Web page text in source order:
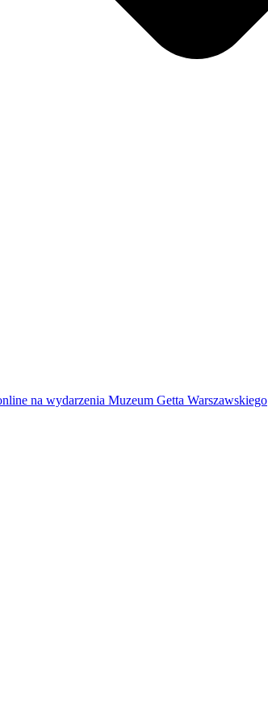
na wydarzenia Muzeum Getta Warszawskiego